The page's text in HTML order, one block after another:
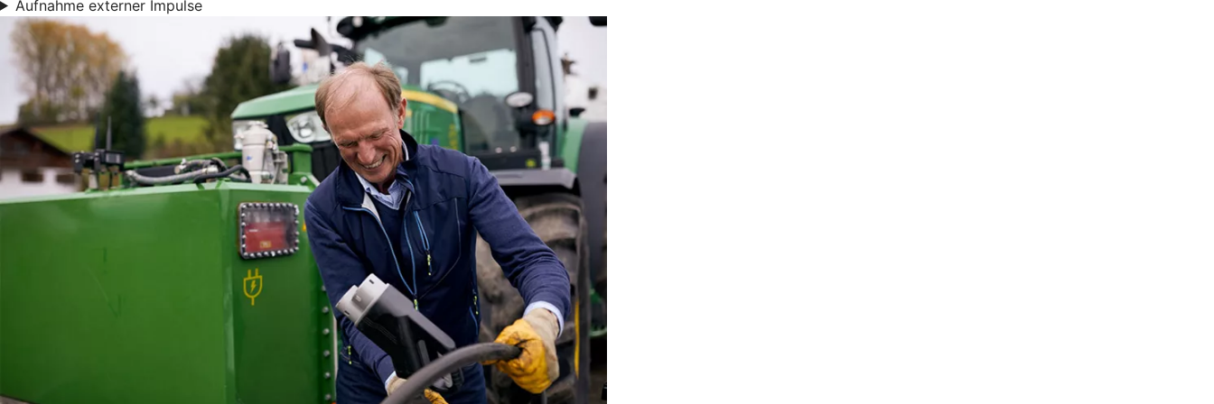
Aufnahme externer Impulse